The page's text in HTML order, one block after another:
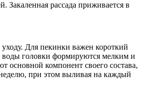
Закаленная рассада приживается в
Для пекинки важен короткий
воды головки формируются мелким и
основной компонент своего состава,
при этом выливая на каждый